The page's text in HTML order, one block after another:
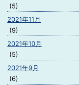
(5)
2021年11月
(9)
2021年10月
(5)
2021年9月
(6)